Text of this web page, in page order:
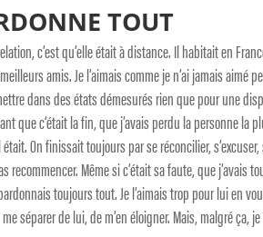
TOUT
c’est qu’elle était à distance. Il habitait en
amis. Je l’aimais comme je n’ai jamais aimé
dans des états démesurés rien que pour une
que c‘était la fin, que j’avais perdu la personne la
était. On finissait toujours par se réconcilier,
recommencer. Même si c’était sa faute, que j’avais
toujours tout. Je l’aimais trop pour lui en
séparer de lui, de m’en éloigner. Mais, malgré ça,